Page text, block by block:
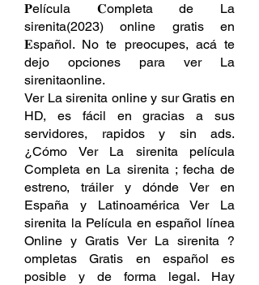
𝐏elícula 𝐂ompleta de La
sirenita(2023) online gratis en
𝐄spañol. No te preocupes, acá te
dejo opciones para ver La
sirenitaonline.
Ver La sirenita online y sur Gratis en
HD, es fácil en gracias a sus
servidores, rapidos y sin ads.
¿Cómo Ver La sirenita película
Completa en La sirenita ; fecha de
estreno, tráiler y dónde Ver en
España y Latinoamérica Ver La
sirenita la Película en español línea
Online y Gratis Ver La sirenita ?
ompletas Gratis en español es
posible y de forma legal. Hay